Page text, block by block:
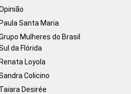
Paula Santa Maria
Mulheres do Brasil
da Flórida
Renata Loyola
Colicino
Taiara Desirée